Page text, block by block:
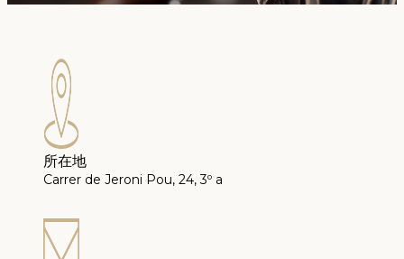
所在地
Carrer de Jeroni Pou, 24, 3º a